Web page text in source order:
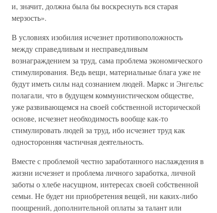
и, значит, должна была бы воскреснуть вся старая
мерзость».
В условиях изобилия исчезнет противоположность
между справедливым и несправедливым
вознаграждением за труд, сама проблема экономического
стимулирования. Ведь вещи, материальные блага уже не
будут иметь силы над сознанием людей. Маркс и Энгельс
полагали, что в будущем коммунистическом обществе,
уже развивающемся на своей собственной исторической
основе, исчезнет необходимость вообще как-то
стимулировать людей за труд, ибо исчезнет труд как
односторонняя частичная деятельность.
Вместе с проблемой честно заработанного наслаждения в
жизни исчезнет и проблема личного заработка, личной
заботы о хлебе насущном, интересах своей собственной
семьи. Не будет ни приобретения вещей, ни каких-либо
поощрений, дополнительной оплаты за талант или